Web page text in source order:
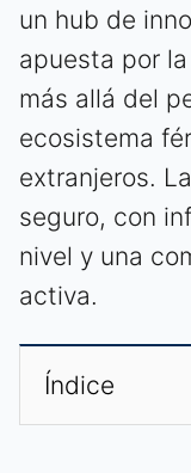
un hub de
apuesta por
más allá del
ecosistema
extranjeros.
seguro, con
nivel y una
activa.
Índice